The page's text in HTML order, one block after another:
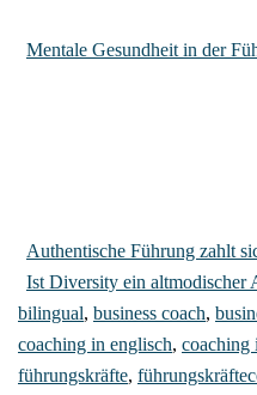
Mentale Gesundheit in der
Authentische Führung zahlt
Ist Diversity ein altmodischer
bilingual, business coach,
coaching in englisch, coaching
führungskräfte,